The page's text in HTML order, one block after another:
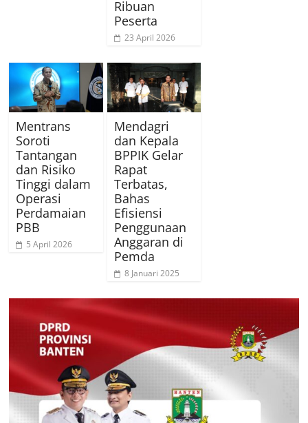
Ribuan
Peserta
23 April 2026
Mentrans
Soroti
Tantangan
dan Risiko
Tinggi dalam
Operasi
Perdamaian
PBB
5 April 2026
Mendagri
dan Kepala
BPPIK Gelar
Rapat
Terbatas,
Bahas
Efisiensi
Penggunaan
Anggaran di
Pemda
8 Januari 2025